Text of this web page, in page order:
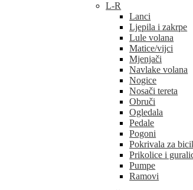
L-R
Lanci
Ljepila i zakrpe
Lule volana
Matice/vijci
Mjenjači
Navlake volana
Nogice
Nosači tereta
Obruči
Ogledala
Pedale
Pogoni
Pokrivala za
Prikolice i
Pumpe
Ramovi